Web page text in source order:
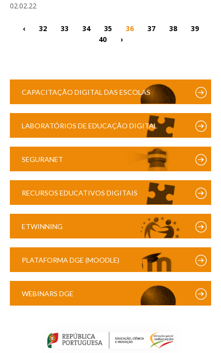
02.02.22
‹ 32 33 34 35 36 37 38
39
40
›
CAPACITAÇÃO DIGITAL DAS ESCOLAS
LABORATÓRIOS DE EDUCAÇÃO DIGITAL
SEGURANET
RECURSOS EDUCATIVOS DIGITAIS
ETWINNING
PLATAFORMA DGE (MOODLE)
WEBINARS DGE